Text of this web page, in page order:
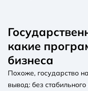
какие
бизнеса
Похоже, государство
вывод: без